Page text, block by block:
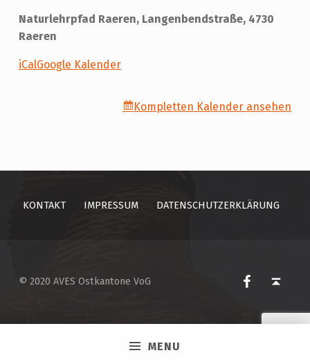
MENU
Naturlehrpfad Raeren, Langenbendstraße, 4730
Raeren
iCalGoogle Kalender
Kompletten Kalender ansehen
KONTAKT IMPRESSUM DATENSCHUTZERKLÄRUNG
© 2020 AVES Ostkantone VoG
AVES Ostkantone bei Facebook